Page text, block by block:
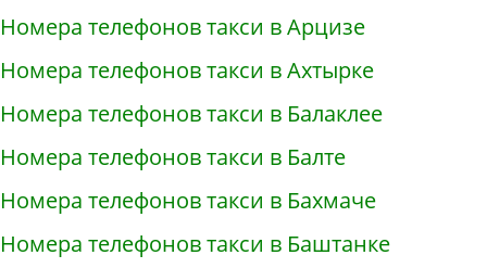
Номера телефонов такси в Арцизе
Номера телефонов такси в Ахтырке
Номера телефонов такси в Балаклее
Номера телефонов такси в Балте
Номера телефонов такси в Бахмаче
Номера телефонов такси в Баштанке